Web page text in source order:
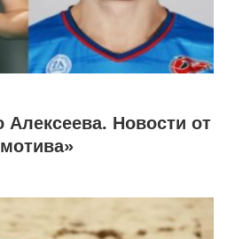
Алексеева. Новости от